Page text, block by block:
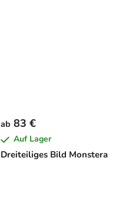
Dreiteiliges Bild Monstera
ab 83 €
Auf Lager